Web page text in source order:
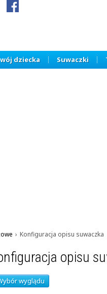
dziecka Suwaczki
› Konfiguracja opisu suwaczka
opisu
wyglądu